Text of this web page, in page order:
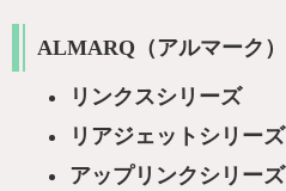
ALMARQ（アルマーク）
リンクスシリーズ
リアジェットシリーズ
アップリンクシリーズ